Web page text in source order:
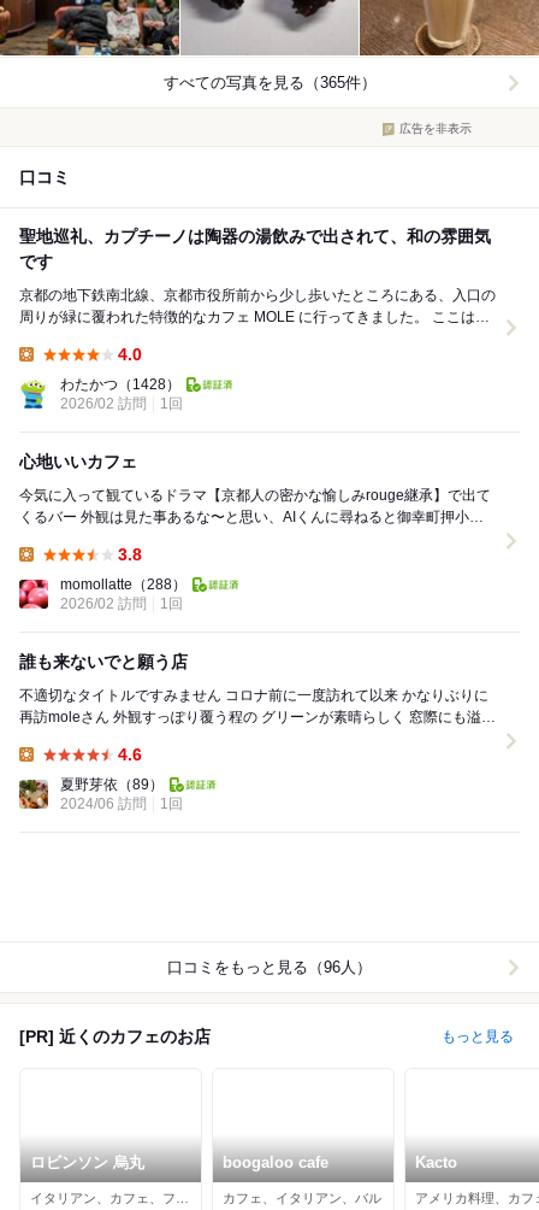
すべての写真を見る（365件）
広告を非表示
口コミ
聖地巡礼、カプチーノは陶器の湯飲みで出されて、和の雰囲気
です
京都の地下鉄南北線、京都市役所前から少し歩いたところにある、入口の
周りが緑に覆われた特徴的なカフェ MOLE に行ってきました。 ここは外
4.0
わたかつ （1428）
2026/02 訪問
1回
心地いいカフェ
今気に入って観ているドラマ【京都人の密かな愉しみrouge継承】で出て
くるバー 外観は見た事あるな〜と思い、AIくんに尋ねると御幸町押小路
3.8
momollatte （288）
2026/02 訪問
1回
誰も来ないでと願う店
不適切なタイトルですみません コロナ前に一度訪れて以来 かなりぶりに
再訪moleさん 外観すっぽり覆う程の グリーンが素晴らしく 窓際にも溢れ
4.6
夏野芽依 （89）
2024/06 訪問
1回
口コミをもっと見る（96人）
[PR] 近くのカフェのお店 もっと見る
ロビンソン 烏丸 boogaloo cafe
カフェ、イタリアン、バル
Kacto